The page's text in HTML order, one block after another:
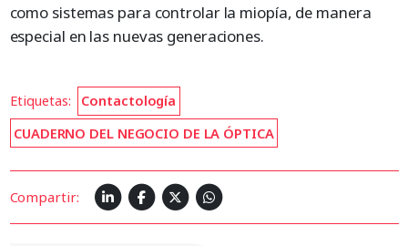
como sistemas para controlar la miopía, de manera
especial en las nuevas generaciones.
Etiquetas:
Contactología
CUADERNO DEL NEGOCIO DE LA ÓPTICA
Compartir: